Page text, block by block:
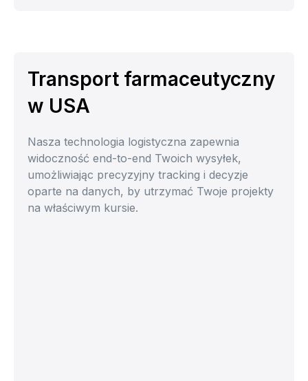
Transport farmaceutyczny
w USA
Nasza technologia logistyczna zapewnia
widoczność end-to-end Twoich wysyłek,
umożliwiając precyzyjny tracking i decyzje
oparte na danych, by utrzymać Twoje projekty
na właściwym kursie.